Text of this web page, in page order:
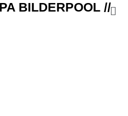
BILDERPOOL //